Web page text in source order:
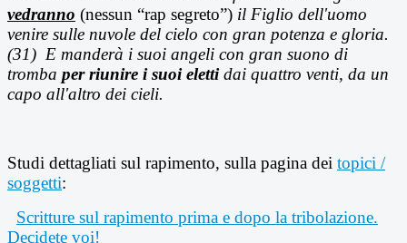
vedranno (nessun “rap segreto”) il Figlio dell'uomo
venire sulle nuvole del cielo con gran potenza e gloria.
(31) E manderà i suoi angeli con gran suono di
tromba per riunire i suoi elettidai quattro venti, da un
capo all'altro dei cieli.
Studi dettagliati sul rapimento, sulla pagina dei topici /
soggetti:
Scritture sul rapimento prima e dopo la tribolazione.
Decidete voi!